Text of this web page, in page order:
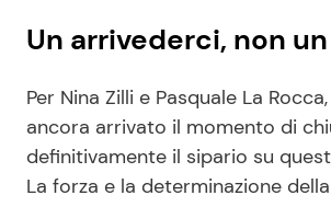
Un arrivederci, non
Per Nina Zilli e Pasquale La
ancora arrivato il momento di
definitivamente il sipario su
La forza e la determinazione